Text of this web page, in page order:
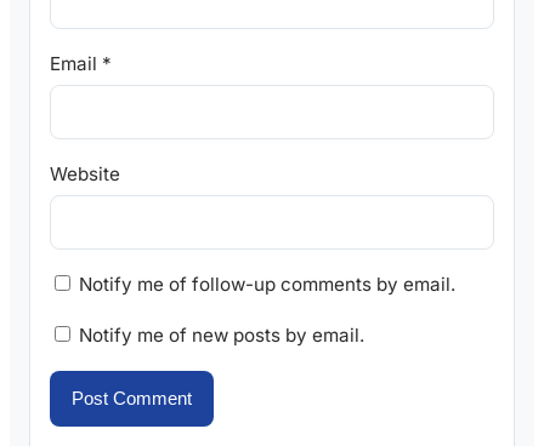
Email *
Website
Notify me of follow-up comments by email.
Notify me of new posts by email.